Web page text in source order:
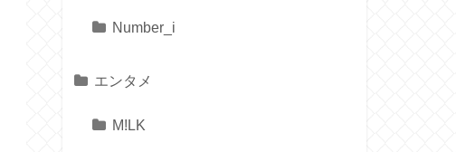
Number_i
エンタメ
M!LK